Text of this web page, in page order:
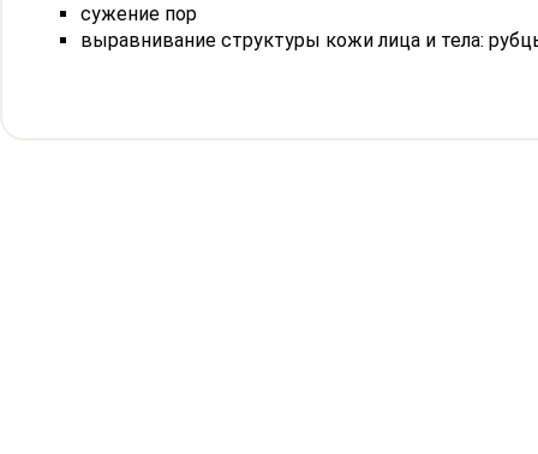
сужение пор
выравнивание структуры кожи лица и тела: